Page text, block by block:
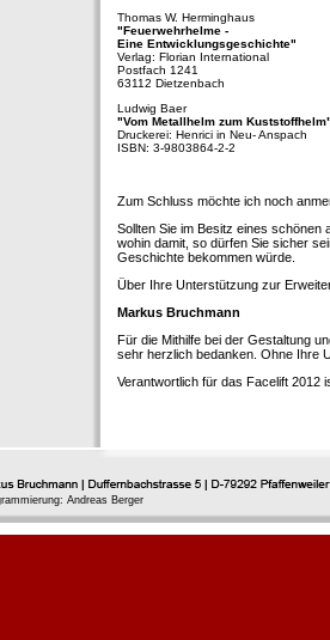
Thomas W. Herminghaus
"Feuerwehrhelme -
Eine Entwicklungsgeschichte"
Verlag: Florian International
Postfach 1241
63112 Dietzenbach
Ludwig Baer
"Vom Metallhelm zum
Druckerei: Henrici in Neu- Anspach
ISBN: 3-9803864-2-2
Zum Schluss möchte ich noch
Sollten Sie im Besitz eines schönen
wohin damit, so dürfen Sie sicher
Geschichte bekommen würde.
Über Ihre Unterstützung zur
Markus Bruchmann
Für die Mithilfe bei der Gestaltung
sehr herzlich bedanken. Ohne Ihre
Verantwortlich für das Facelift 2012
Andreas Berger